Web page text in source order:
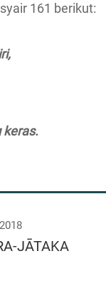
161 berikut:
keras.
JĀTAKA